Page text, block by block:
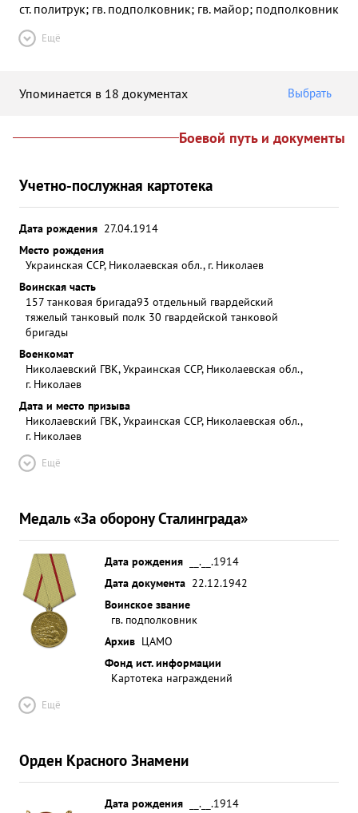
ст. политрук; гв. подполковник; гв. майор; подполковник
Ещё
Упоминается в 18 документах Выбрать
Боевой путь и документы
Учетно-послужная картотека
Дата рождения 27.04.1914
Место рождения
Украинская ССР, Николаевская обл., г. Николаев
Воинская часть
157 танковая бригада93 отдельный гвардейский
тяжелый танковый полк 30 гвардейской танковой
бригады
Военкомат
Николаевский ГВК, Украинская ССР, Николаевская обл.,
г. Николаев
Дата и место призыва
Николаевский ГВК, Украинская ССР, Николаевская обл.,
г. Николаев
Ещё
Медаль «За оборону Сталинграда»
Дата рождения
__.__.1914
Дата документа 22.12.1942
Воинское звание
гв. подполковник
Архив ЦАМО
Фонд ист. информации
Картотека награждений
Ещё
Орден Красного Знамени
Дата рождения
__.__.1914